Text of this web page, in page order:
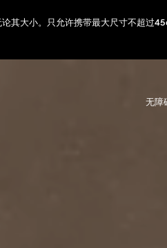
无障
其大小。只允许携带最大尺寸不超过